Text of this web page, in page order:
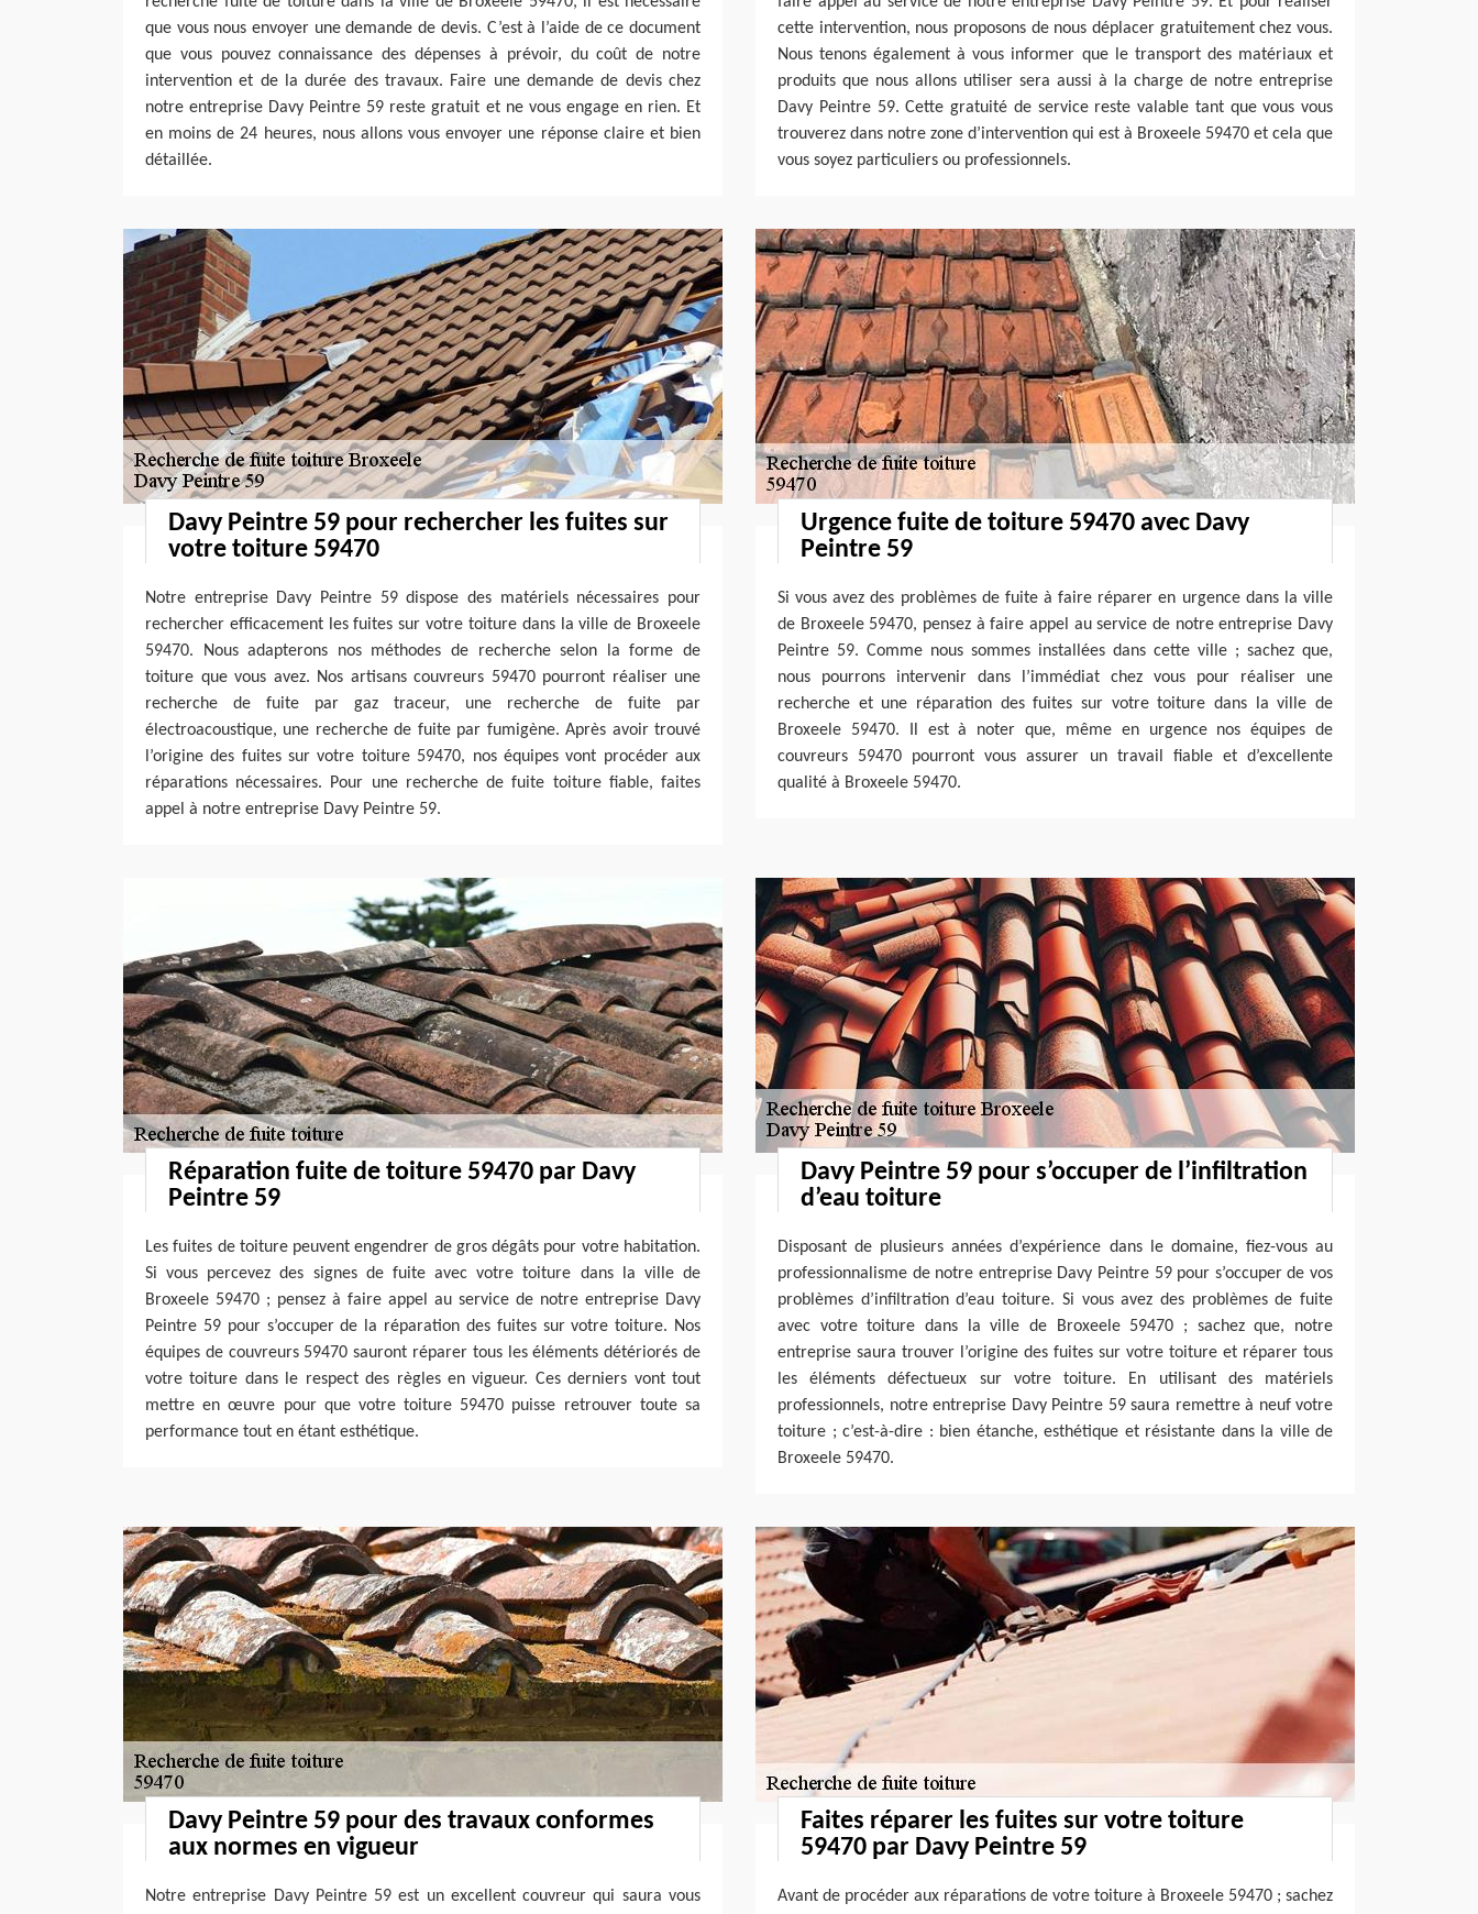
que vous nous envoyer une demande de devis. C’est à l’aide de ce document
que vous pouvez connaissance des dépenses à prévoir, du coût de notre
intervention et de la durée des travaux. Faire une demande de devis chez
notre entreprise Davy Peintre 59 reste gratuit et ne vous engage en rien. Et
en moins de 24 heures, nous allons vous envoyer une réponse claire et bien
détaillée.
cette intervention, nous proposons de nous déplacer gratuitement chez vous.
Nous tenons également à vous informer que le transport des matériaux et
produits que nous allons utiliser sera aussi à la charge de notre entreprise
Davy Peintre 59. Cette gratuité de service reste valable tant que vous vous
trouverez dans notre zone d’intervention qui est à Broxeele 59470 et cela que
vous soyez particuliers ou professionnels.
Davy Peintre 59 pour rechercher les fuites sur
votre toiture 59470
Notre entreprise Davy Peintre 59 dispose des matériels nécessaires pour
rechercher efficacement les fuites sur votre toiture dans la ville de Broxeele
59470. Nous adapterons nos méthodes de recherche selon la forme de
toiture que vous avez. Nos artisans couvreurs 59470 pourront réaliser une
recherche de fuite par gaz traceur, une recherche de fuite par
électroacoustique, une recherche de fuite par fumigène. Après avoir trouvé
l’origine des fuites sur votre toiture 59470, nos équipes vont procéder aux
réparations nécessaires. Pour une recherche de fuite toiture fiable, faites
appel à notre entreprise Davy Peintre 59.
Urgence fuite de toiture 59470 avec Davy
Peintre 59
Si vous avez des problèmes de fuite à faire réparer en urgence dans la ville
de Broxeele 59470, pensez à faire appel au service de notre entreprise Davy
Peintre 59. Comme nous sommes installées dans cette ville ; sachez que,
nous pourrons intervenir dans l’immédiat chez vous pour réaliser une
recherche et une réparation des fuites sur votre toiture dans la ville de
Broxeele 59470. Il est à noter que, même en urgence nos équipes de
couvreurs 59470 pourront vous assurer un travail fiable et d’excellente
qualité à Broxeele 59470.
Réparation fuite de toiture 59470 par Davy
Peintre 59
Les fuites de toiture peuvent engendrer de gros dégâts pour votre habitation.
Si vous percevez des signes de fuite avec votre toiture dans la ville de
Broxeele 59470 ; pensez à faire appel au service de notre entreprise Davy
Peintre 59 pour s’occuper de la réparation des fuites sur votre toiture. Nos
équipes de couvreurs 59470 sauront réparer tous les éléments détériorés de
votre toiture dans le respect des règles en vigueur. Ces derniers vont tout
mettre en œuvre pour que votre toiture 59470 puisse retrouver toute sa
performance tout en étant esthétique.
Davy Peintre 59 pour s’occuper de l’infiltration
d’eau toiture
Disposant de plusieurs années d’expérience dans le domaine, fiez-vous au
professionnalisme de notre entreprise Davy Peintre 59 pour s’occuper de vos
problèmes d’infiltration d’eau toiture. Si vous avez des problèmes de fuite
avec votre toiture dans la ville de Broxeele 59470 ; sachez que, notre
entreprise saura trouver l’origine des fuites sur votre toiture et réparer tous
les éléments défectueux sur votre toiture. En utilisant des matériels
professionnels, notre entreprise Davy Peintre 59 saura remettre à neuf votre
toiture ; c’est-à-dire : bien étanche, esthétique et résistante dans la ville de
Broxeele 59470.
Davy Peintre 59 pour des travaux conformes
aux normes en vigueur
Notre entreprise Davy Peintre 59 est un excellent couvreur qui saura vous
Faites réparer les fuites sur votre toiture
59470 par Davy Peintre 59
Avant de procéder aux réparations de votre toiture à Broxeele 59470 ; sachez